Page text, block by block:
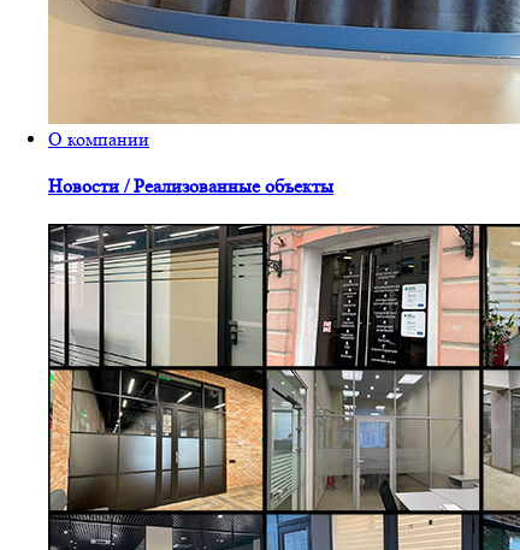
О компании
Новости / Реализованные объекты